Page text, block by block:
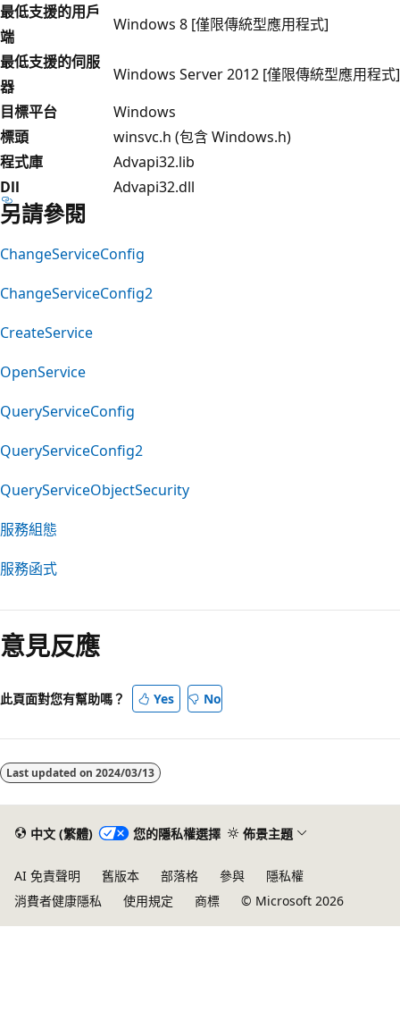
最低支援的用戶
端
Windows 8 [僅限傳統型應用程式]
最低支援的伺服
器
Windows Server 2012 [僅限傳統型應用程式]
目標平台
Windows
標頭
winsvc.h (包含 Windows.h)
程式庫
Advapi32.lib
Dll
Advapi32.dll
另請參閱
ChangeServiceConfig
ChangeServiceConfig2
CreateService
OpenService
QueryServiceConfig
QueryServiceConfig2
QueryServiceObjectSecurity
服務組態
服務函式
讀
模
已
用
意見反應
此頁面對您有幫助嗎？ Yes No
Last updated on 2024/03/13
中文 (繁體) 您的隱私權選擇 佈景主題
AI 免責聲明 舊版本 部落格 參與
隱私權
消費者健康隱私
使用規定 商標 © Microsoft 2026